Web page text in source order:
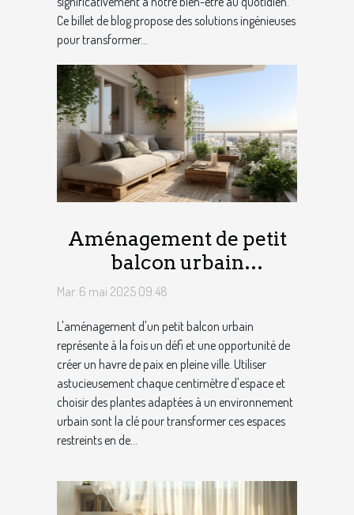
Ce billet de blog propose des solutions ingénieuses
pour transformer...
Aménagement de petit
balcon urbain
optimisation d'espace et
Mar. 6 mai 2025 09:48
L'aménagement d'un petit balcon urbain
représente à la fois un défi et une opportunité de
créer un havre de paix en pleine ville. Utiliser
astucieusement chaque centimètre d'espace et
choisir des plantes adaptées à un environnement
urbain sont la clé pour transformer ces espaces
restreints en de...